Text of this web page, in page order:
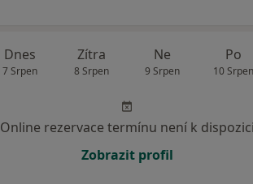
Dnes
7 Srpen
Zítra
8 Srpen
Ne
9 Srpen
Po
10 Srpen
Online rezervace termínu není k dispozici
Zobrazit profil